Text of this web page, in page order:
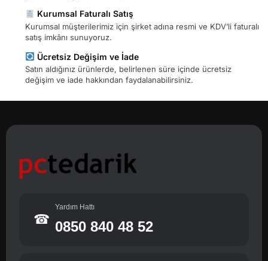
Kurumsal Faturalı Satış
Kurumsal müşterilerimiz için şirket adına resmi ve KDV’li faturalı
satış imkânı sunuyoruz.
Ücretsiz Değişim ve İade
Satın aldığınız ürünlerde, belirlenen süre içinde ücretsiz
değişim ve iade hakkından faydalanabilirsiniz.
☎
Yardım Hattı
0850 840 48 52